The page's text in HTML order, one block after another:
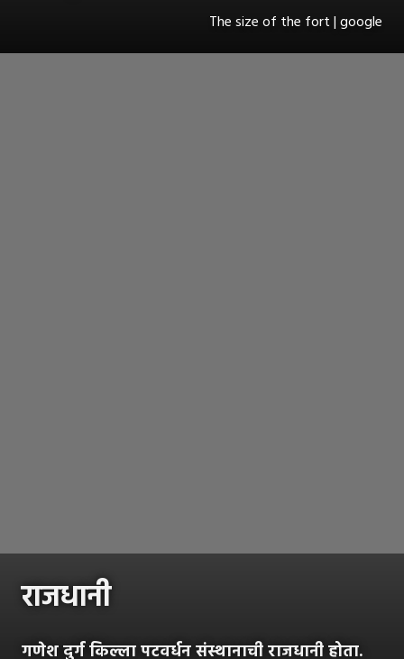
The size of the fort | google
राजधानी
गणेश दुर्ग किल्ला पटवर्धन संस्थानाची राजधानी होता.